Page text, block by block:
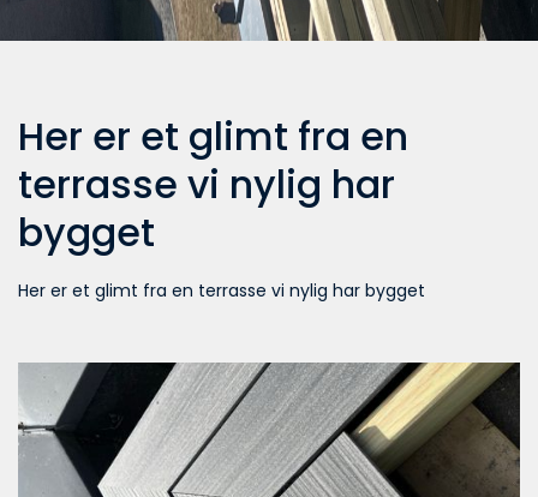
Her er et glimt fra en
terrasse vi nylig har
bygget
Her er et glimt fra en terrasse vi nylig har bygget